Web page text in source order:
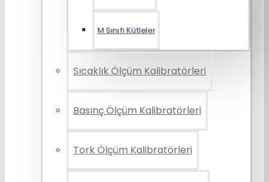
M Sınıfı Kütleler
Sıcaklık Ölçüm Kalibratörleri
Basınç Ölçüm Kalibratörleri
Tork Ölçüm Kalibratörleri